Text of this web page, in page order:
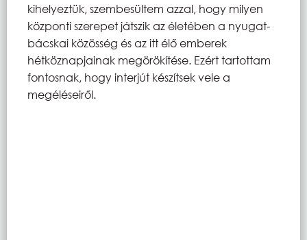
kihelyeztük, szembesültem azzal, hogy milyen
központi szerepet játszik az életében a nyugat-
bácskai közösség és az itt élő emberek
hétköznapjainak megörökítése. Ezért tartottam
fontosnak, hogy interjút készítsek vele a
megéléseiről.